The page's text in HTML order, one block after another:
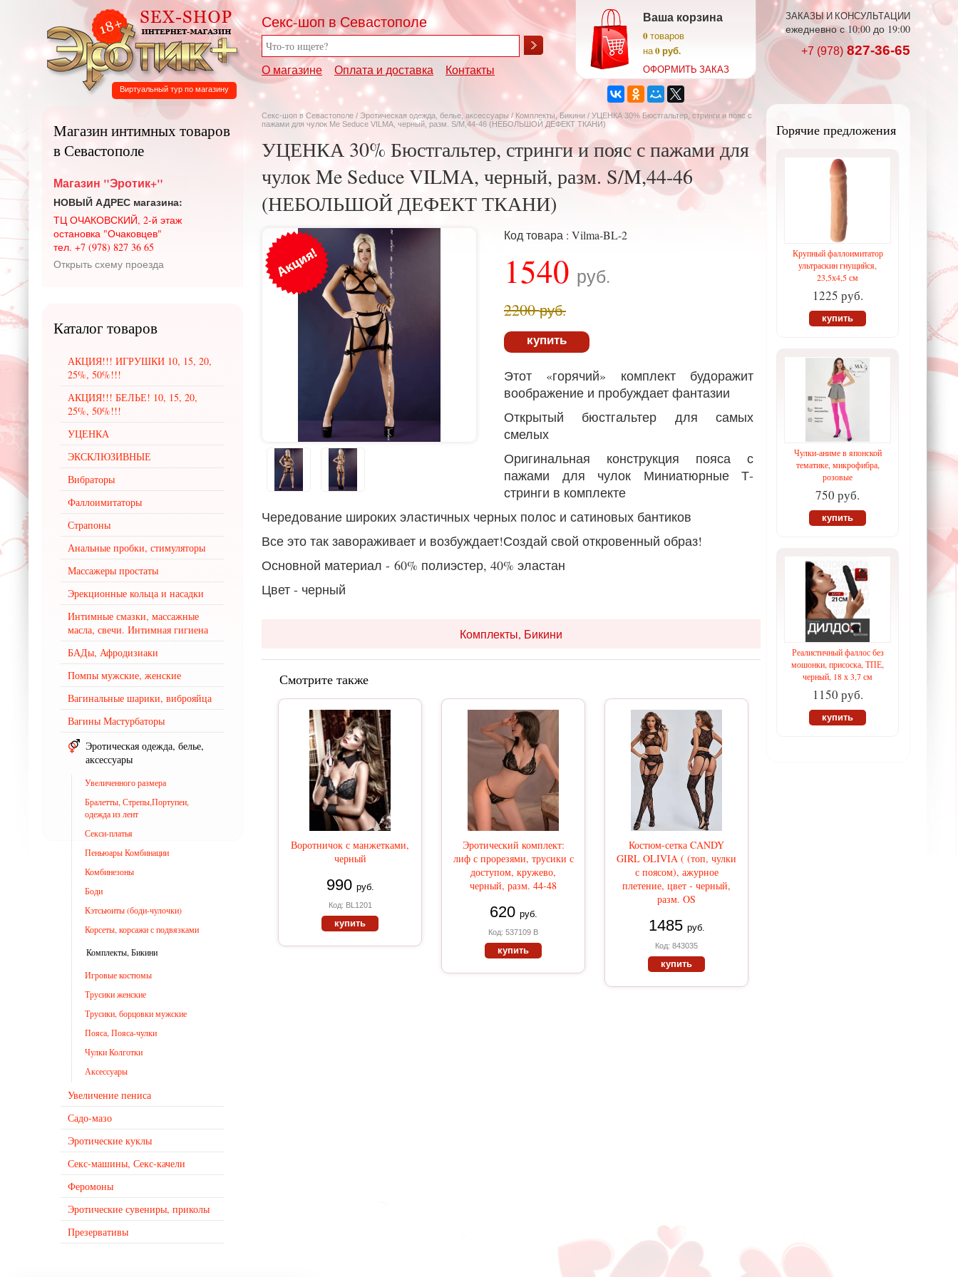
Секс-шоп в Севастополе
О магазине Оплата и доставка Контакты
Ваша корзина
0товаров
на0 руб.
ОФОРМИТЬ ЗАКАЗ
ЗАКАЗЫ И КОНСУЛЬТАЦИИ
ежедневно с 10:00 до 19:00
+7 (978) 827-36-65
Виртуальный тур по магазину
Секс-шоп в Севастополе / Эротическая одежда, белье, аксессуары / Комплекты, Бикини / УЦЕНКА 30% Бюстгальтер, стринги и пояс с
пажами для чулок Me Seduce VILMA, черный, разм. S/M,44-46 (НЕБОЛЬШОЙ ДЕФЕКТ ТКАНИ)
УЦЕНКА 30% Бюстгальтер, стринги и пояс с пажами для
чулок Me Seduce VILMA, черный, разм. S/M,44-46
(НЕБОЛЬШОЙ ДЕФЕКТ ТКАНИ)
Код товара : Vilma-BL-2
1540 руб.
2200руб.
купить
Этот «горячий» комплект будоражит
воображение и пробуждает фантазии
Открытый бюстгальтер для самых
смелых
Оригинальная конструкция пояса с
пажами для чулок Миниатюрные Т-
стринги в комплекте
Чередование широких эластичных черных полос и сатиновых бантиков
Все это так завораживает и возбуждает!Создай свой откровенный образ!
Основной материал - 60% полиэстер, 40% эластан
Цвет - черный
Комплекты, Бикини
Смотрите также
Воротничок с манжетками,
черный
990 руб.
Код: BL1201
купить
Эротический комплект:
лиф с прорезями, трусики с
доступом, кружево,
черный, разм. 44-48
620 руб.
Код: 537109 В
купить
Костюм-сетка CANDY
GIRL OLIVIA ( (топ, чулки
с поясом), ажурное
плетение, цвет - черный,
разм. OS
1485 руб.
Код: 843035
купить
Горячие предложения
Крупный фаллоимитатор
ультраскин гнущийся,
23,5х4,5 см
1225 руб.
купить
Чулки-аниме в японской
тематике, микрофибра,
розовые
750 руб.
купить
Реалистичный фаллос без
мошонки, присоска, ТПЕ,
черный, 18 х 3,7 см
1150 руб.
купить
Магазин интимных товаров
в Севастополе
Магазин "Эротик+"
НОВЫЙ АДРЕС магазина:
ТЦ ОЧАКОВСКИЙ, 2-й этаж
остановка "Очаковцев"
тел. +7 (978) 827 36 65
Открыть схему проезда
Каталог товаров
АКЦИЯ!!! ИГРУШКИ 10, 15, 20,
25%, 50%!!!
АКЦИЯ!!! БЕЛЬЕ! 10, 15, 20,
25%, 50%!!!
УЦЕНКА
ЭКСКЛЮЗИВНЫЕ
Вибраторы
Фаллоимитаторы
Страпоны
Анальные пробки, стимуляторы
Массажеры простаты
Эрекционные кольца и насадки
Интимные смазки, массажные
масла, свечи. Интимная гигиена
БАДы, Афродизиаки
Помпы мужские, женские
Вагинальные шарики, виброяйца
Вагины Мастурбаторы
Эротическая одежда, белье,
аксессуары
Увеличенного размера
Бралетты, Стрепы,Портупеи,
одежда из лент
Секси-платья
Пеньюары Комбинации
Комбинезоны
Боди
Кэтсьюиты (боди-чулочки)
Корсеты, корсажи с подвязками
Комплекты, Бикини
Игровые костюмы
Трусики женские
Трусики, борцовки мужские
Пояса, Пояса-чулки
Чулки Колготки
Аксессуары
Увеличение пениса
Садо-мазо
Эротические куклы
Секс-машины, Секс-качели
Феромоны
Эротические сувениры, приколы
Презервативы